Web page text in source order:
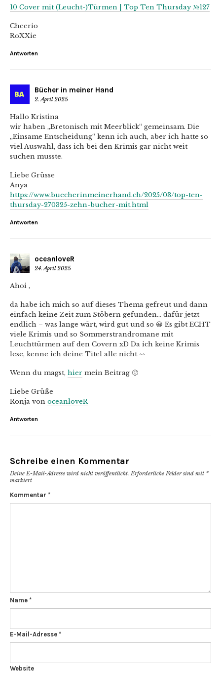
10 Cover mit (Leucht-)Türmen | Top Ten Thursday №127
Cheerio
RoXXie
Antworten
Bücher in meiner Hand
2. April 2025
Hallo Kristina
wir haben „Bretonisch mit Meerblick“ gemeinsam. Die
„Einsame Entscheidung“ kenn ich auch, aber ich hatte so
viel Auswahl, dass ich bei den Krimis gar nicht weit
suchen musste.
Liebe Grüsse
Anya
https://www.buecherinmeinerhand.ch/2025/03/top-ten-
thursday-270325-zehn-bucher-mit.html
Antworten
oceanloveR
24. April 2025
Ahoi ,
da habe ich mich so auf dieses Thema gefreut und dann
einfach keine Zeit zum Stöbern gefunden… dafür jetzt
endlich – was lange wärt, wird gut und so 😀 Es gibt ECHT
viele Krimis und so Sommerstrandromane mit
Leuchttürmen auf den Covern xD Da ich keine Krimis
lese, kenne ich deine Titel alle nicht ^^
Wenn du magst, hier mein Beitrag 🙂
Liebe Grüße
Ronja von oceanloveR
Antworten
Schreibe einen Kommentar
Deine E-Mail-Adresse wird nicht veröffentlicht. Erforderliche Felder sind mit *
markiert
Kommentar *
Name *
E-Mail-Adresse *
Website